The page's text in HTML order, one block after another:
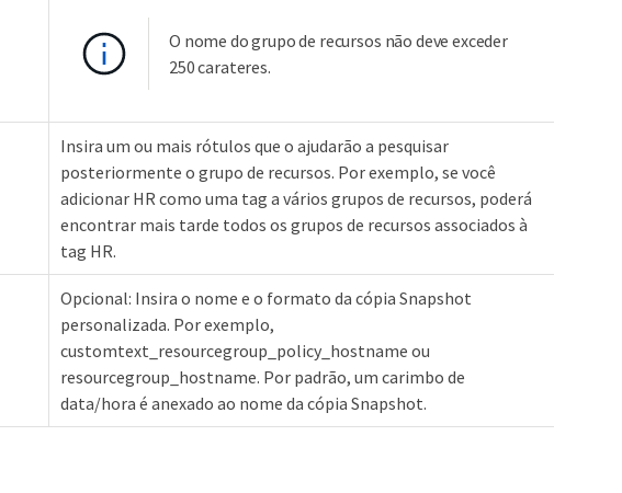
O nome do grupo de recursos não deve exceder
250 carateres.
Insira um ou mais rótulos que o ajudarão a pesquisar
posteriormente o grupo de recursos. Por exemplo, se você
adicionar HR como uma tag a vários grupos de recursos, poderá
encontrar mais tarde todos os grupos de recursos associados à
tag HR.
Opcional: Insira o nome e o formato da cópia Snapshot
personalizada. Por exemplo,
customtext_resourcegroup_policy_hostname ou
resourcegroup_hostname. Por padrão, um carimbo de
data/hora é anexado ao nome da cópia Snapshot.